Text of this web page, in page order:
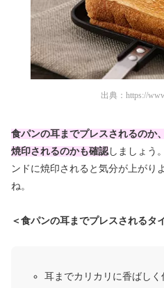
出典： https://
食パンの耳までプレスされるのか
焼印されるのかも確認 しましょう
ンドに焼印されると気分が上がり
ね。
＜食パンの耳までプレスされるタ
耳までカリカリに香ばしく